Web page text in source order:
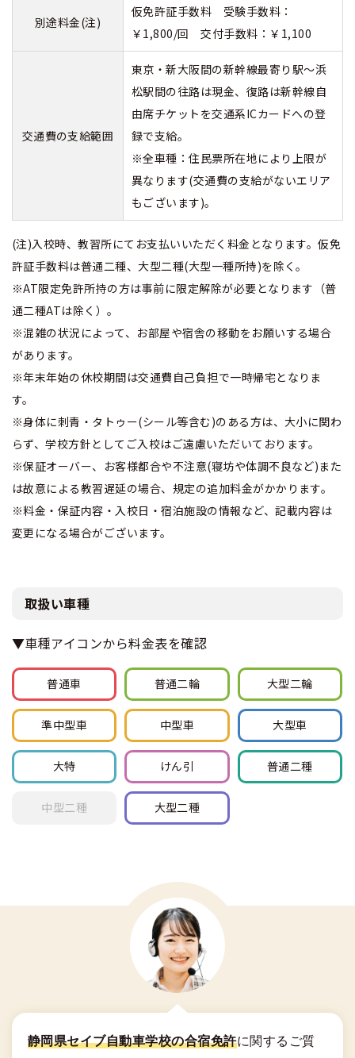
別途料金(注)
仮免許証手数料 受験手数料：
￥1,800/回 交付手数料：￥1,100
交通費の支給範囲
東京・新大阪間の新幹線最寄り駅～浜
松駅間の往路は現金、復路は新幹線自
由席チケットを交通系ICカードへの登
録で支給。
※全車種：住民票所在地により上限が
異なります(交通費の支給がないエリア
もございます)。
(注)入校時、教習所にてお支払いいただく料金となります。仮免
許証手数料は普通二種、大型二種(大型一種所持)を除く。
※AT限定免許所持の方は事前に限定解除が必要となります（普
通二種ATは除く）。
※混雑の状況によって、お部屋や宿舎の移動をお願いする場合
があります。
※年末年始の休校期間は交通費自己負担で一時帰宅となりま
す。
※身体に刺青・タトゥー(シール等含む)のある方は、大小に関わ
らず、学校方針としてご入校はご遠慮いただいております。
※保証オーバー、お客様都合や不注意(寝坊や体調不良など)また
は故意による教習遅延の場合、規定の追加料金がかかります。
※料金・保証内容・入校日・宿泊施設の情報など、記載内容は
変更になる場合がございます。
取扱い車種
▼車種アイコンから料金表を確認
普通車 普通二輪 大型二輪
準中型車 中型車 大型車
大特 けん引 普通二種
中型二種 大型二種
静岡県セイブ自動車学校の合宿免許に関する ご質